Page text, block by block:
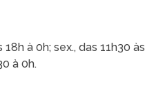
à 0h; sex., das 11h30 às
à 0h.